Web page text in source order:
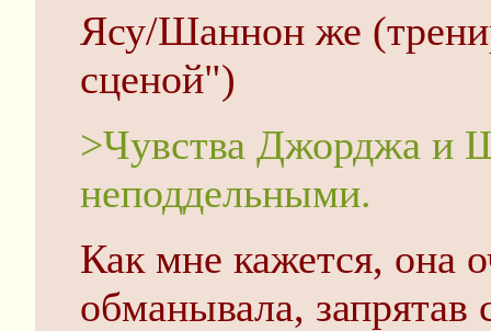
Ясу/Шаннон же
сценой")
>Чувства Джорджа и
неподдельными.
Как мне кажется, она
обманывала, запрятав